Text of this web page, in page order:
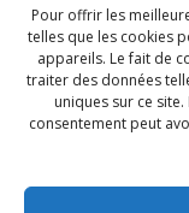
Pour offrir les
telles que les cookies
appareils. Le fait de
traiter des données
uniques sur ce
consentement peut